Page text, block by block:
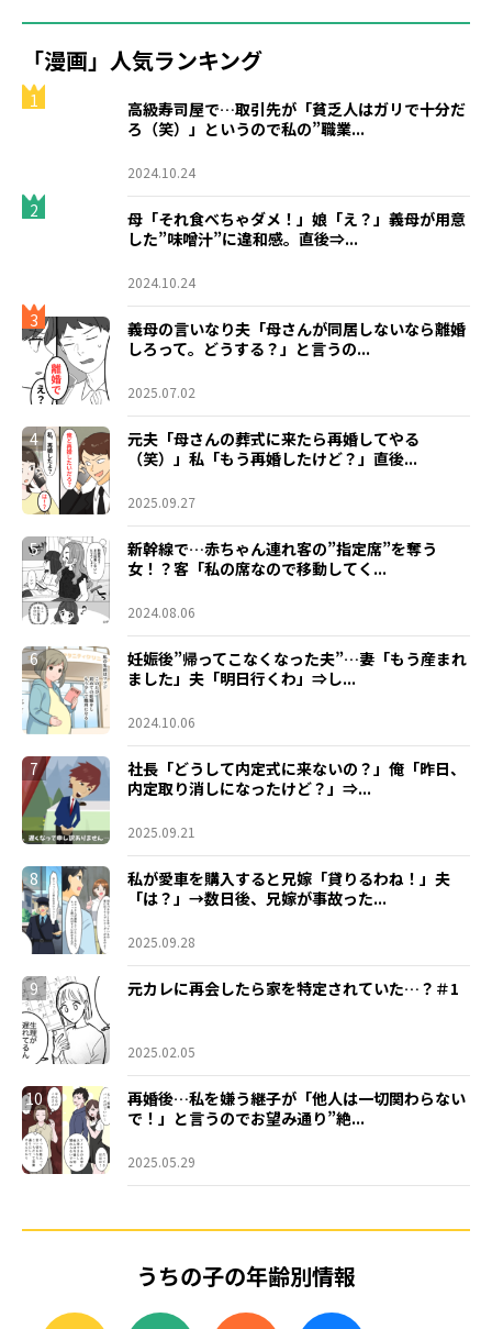
「漫画」人気ランキング
1
高級寿司屋で…取引先が「貧乏人はガリで十分だ
ろ（笑）」というので私の”職業...
2024.10.24
2
母「それ食べちゃダメ！」娘「え？」義母が用意
した”味噌汁”に違和感。直後⇒...
2024.10.24
3
義母の言いなり夫「母さんが同居しないなら離婚
しろって。どうする？」と言うの...
2025.07.02
4
元夫「母さんの葬式に来たら再婚してやる
（笑）」私「もう再婚したけど？」直後...
2025.09.27
5
新幹線で…赤ちゃん連れ客の”指定席”を奪う
女！？客「私の席なので移動してく...
2024.08.06
6
妊娠後”帰ってこなくなった夫”…妻「もう産まれ
ました」夫「明日行くわ」⇒し...
2024.10.06
7
社長「どうして内定式に来ないの？」俺「昨日、
内定取り消しになったけど？」⇒...
2025.09.21
8
私が愛車を購入すると兄嫁「貸りるわね！」夫
「は？」→数日後、兄嫁が事故った...
2025.09.28
9 元カレに再会したら家を特定されていた…？＃1
2025.02.05
10
再婚後…私を嫌う継子が「他人は一切関わらない
で！」と言うのでお望み通り”絶...
2025.05.29
うちの子の年齢別情報